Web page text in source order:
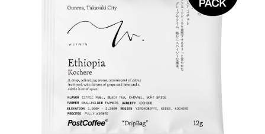
コーヒーセット
ミルク・フード類